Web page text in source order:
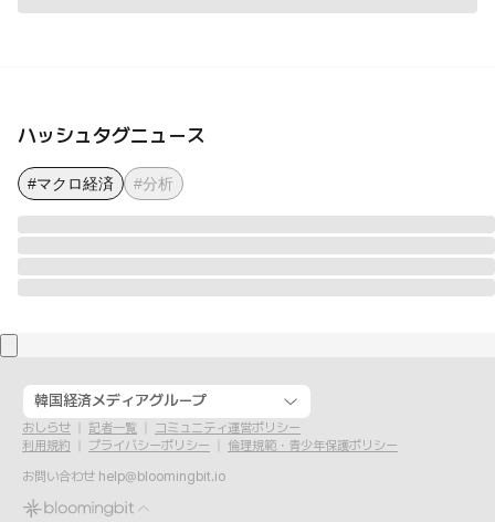
ハッシュタグニュース
#マクロ経済 #分析
韓国経済メディアグループ
おしらせ 記者一覧
コミュニティ運営ポリシー
利用規約
プライバシーポリシー
倫理規範・青少年保護ポリシー
お問い合わせ help@bloomingbit.io